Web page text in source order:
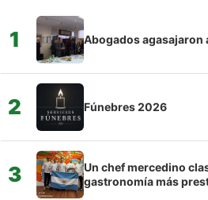
1 Abogados agasajaron
2 Fúnebres 2026
3
Un chef mercedino
gastronomía más